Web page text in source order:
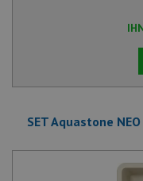
SET Aquastone